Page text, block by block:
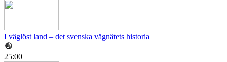
I väglöst land – det svenska vägnätets historia
25:00